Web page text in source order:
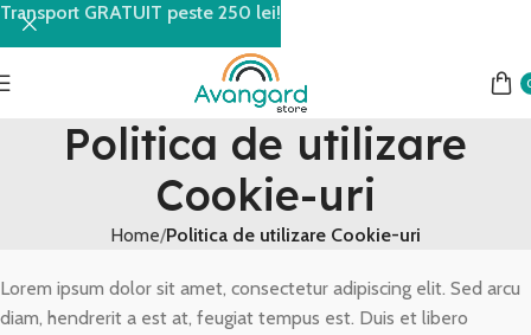
Politica de utilizare
Cookie-uri
Home Politica de utilizare Cookie-uri
Lorem ipsum dolor sit amet, consectetur adipiscing elit. Sed arcu
diam, hendrerit a est at, feugiat tempus est. Duis et libero
Transport GRATUIT peste 250 lei!